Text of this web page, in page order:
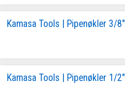
Kamasa Tools | Pipenøkler 3/8"
Kamasa Tools | Pipenøkler 1/2"